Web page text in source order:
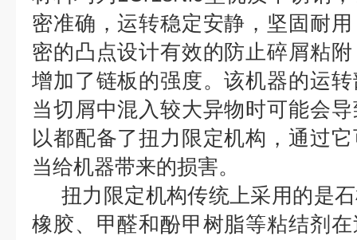
密准确，运转稳定安静，坚固耐
密的凸点设计有效的防止碎屑粘
增加了链板的强度。该机器的运
当切屑中混入较大异物时可能会
以都配备了扭力限定机构，通过
当给机器带来的损害。
扭力限定机构传统上采用的是
橡胶、甲醛和酚甲树脂等粘结剂